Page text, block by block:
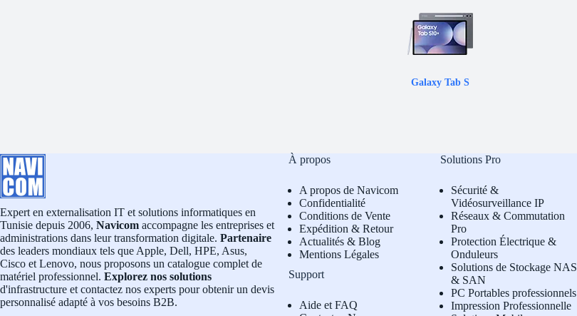
Galaxy Tab S
Expert en externalisation IT et solutions informatiques en
Tunisie depuis 2006, Navicom accompagne les entreprises et
administrations dans leur transformation digitale. Partenaire
des leaders mondiaux tels que Apple, Dell, HPE, Asus,
Cisco et Lenovo, nous proposons un catalogue complet de
matériel professionnel. Explorez nos solutions
d'infrastructure et contactez nos experts pour obtenir un devis
personnalisé adapté à vos besoins B2B.
À propos
A propos de Navicom
Confidentialité
Conditions de Vente
Expédition & Retour
Actualités & Blog
Mentions Légales
Support
Aide et FAQ
Solutions Pro
Sécurité &
Vidéosurveillance IP
Réseaux & Commutation
Pro
Protection Électrique &
Onduleurs
Solutions de Stockage NAS
& SAN
PC Portables professionnels
Impression Professionnelle